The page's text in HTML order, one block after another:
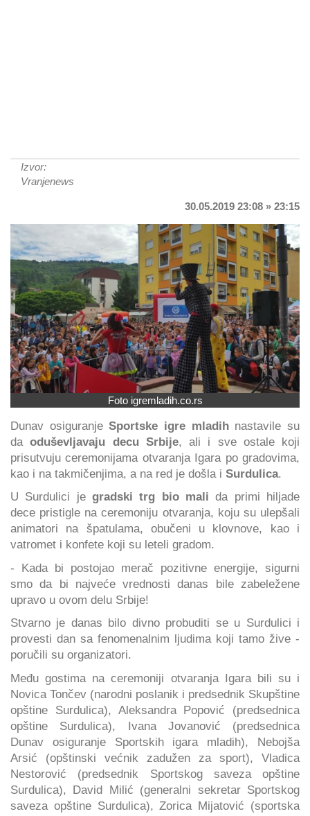
Izvor:
Vranjenews
30.05.2019 23:08 » 23:15
Foto igremladih.co.rs
Dunav osiguranjeSportske igre mladihnastavile su
daoduševljavaju decu Srbije, ali i sve ostale koji
prisutvuju ceremonijama otvaranja Igara po gradovima,
kao i na takmičenjima, a na red je došla i Surdulica.
U Surdulici je gradski trg bio malida primi hiljade
dece pristigle na ceremoniju otvaranja, koju su ulepšali
animatori na špatulama, obučeni u klovnove, kao i
vatromet i konfete koji su leteli gradom.
- Kada bi postojao merač pozitivne energije, sigurni
smo da bi najveće vrednosti danas bile zabeležene
upravo u ovom delu Srbije!
Stvarno je danas bilo divno probuditi se u Surdulici i
provesti dan sa fenomenalnim ljudima koji tamo žive -
poručili su organizatori.
Među gostima na ceremoniji otvaranja Igara bili su i
Novica Tončev (narodni poslanik i predsednik Skupštine
opštine Surdulica), Aleksandra Popović (predsednica
opštine Surdulica), Ivana Jovanović (predsednica
Dunav osiguranje Sportskih igara mladih), Nebojša
Arsić (opštinski većnik zadužen za sport), Vladica
Nestorović (predsednik Sportskog saveza opštine
Surdulica), David Milić (generalni sekretar Sportskog
saveza opštine Surdulica), Zorica Mijatović (sportska